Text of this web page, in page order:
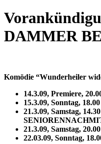
DAMMER
Komödie “Wunderheiler
14.3.09, Premiere,
15.3.09, Sonntag,
21.3.09, Samstag,
21.3.09, Samstag,
22.03.09, Sonntag,